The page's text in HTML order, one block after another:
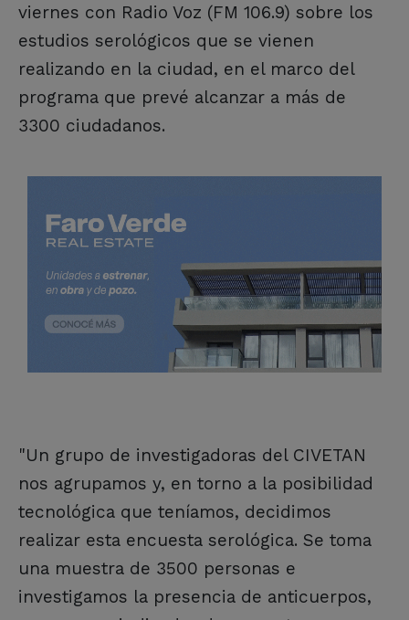
viernes con Radio Voz (FM 106.9) sobre los
estudios serológicos que se vienen
realizando en la ciudad, en el marco del
programa que prevé alcanzar a más de
3300 ciudadanos.
"Un grupo de investigadoras del CIVETAN
nos agrupamos y, en torno a la posibilidad
tecnológica que teníamos, decidimos
realizar esta encuesta serológica. Se toma
una muestra de 3500 personas e
investigamos la presencia de anticuerpos,